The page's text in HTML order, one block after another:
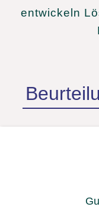
entwickeln